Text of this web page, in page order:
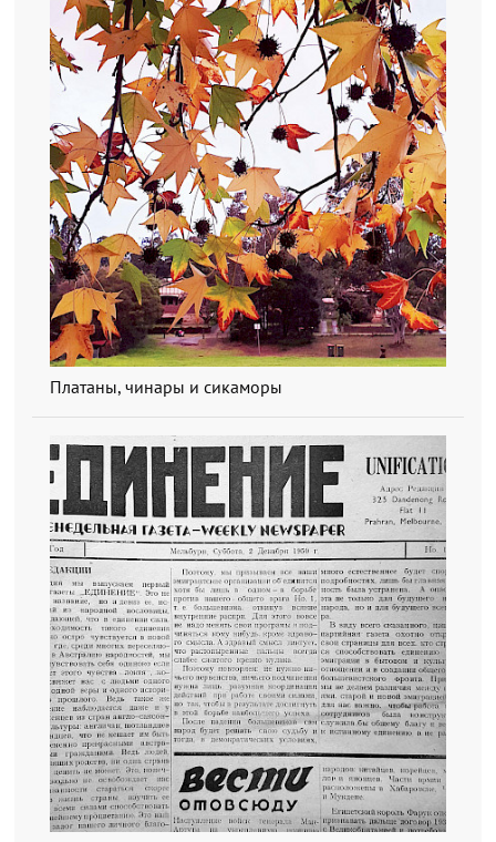
Платаны, чинары и сикаморы